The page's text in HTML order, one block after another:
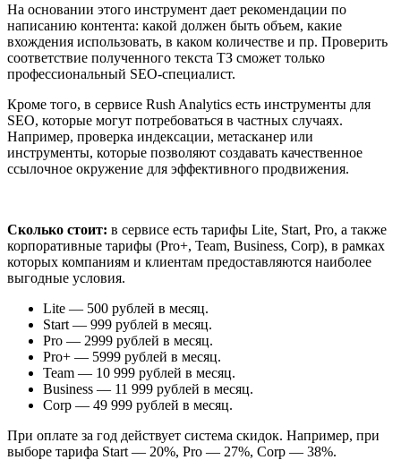
На основании этого инструмент дает рекомендации по
написанию контента: какой должен быть объем, какие
вхождения использовать, в каком количестве и пр. Проверить
соответствие полученного текста ТЗ сможет только
профессиональный SEO-специалист.
Кроме того, в сервисе Rush Analytics есть инструменты для
SEO, которые могут потребоваться в частных случаях.
Например, проверка индексации, метасканер или
инструменты, которые позволяют создавать качественное
ссылочное окружение для эффективного продвижения.
Сколько стоит: в сервисе есть тарифы Lite, Start, Pro, а также
корпоративные тарифы (Pro+, Team, Business, Corp), в рамках
которых компаниям и клиентам предоставляются наиболее
выгодные условия.
Lite — 500 рублей в месяц.
Start — 999 рублей в месяц.
Pro — 2999 рублей в месяц.
Pro+ — 5999 рублей в месяц.
Team — 10 999 рублей в месяц.
Business — 11 999 рублей в месяц.
Corp — 49 999 рублей в месяц.
При оплате за год действует система скидок. Например, при
выборе тарифа Start — 20%, Pro — 27%, Corp — 38%.